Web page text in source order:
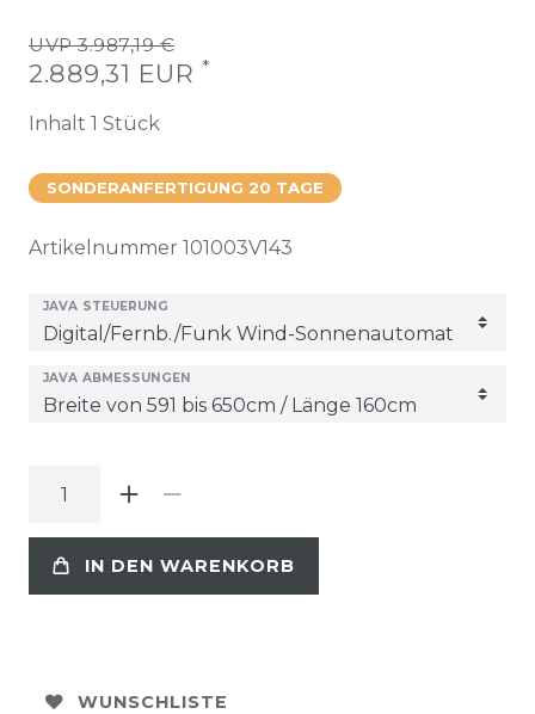
UVP 3.987,19 €
2.889,31 EUR *
Inhalt 1 Stück
SONDERANFERTIGUNG 20 TAGE
Artikelnummer 101003V143
JAVA STEUERUNG
JAVA ABMESSUNGEN
IN DEN WARENKORB
WUNSCHLISTE